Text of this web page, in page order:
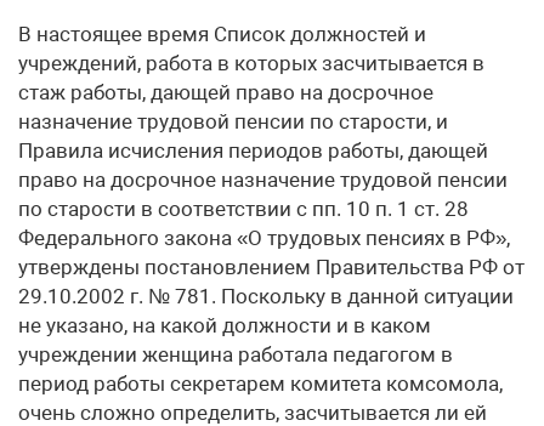
В настоящее время Список должностей и
учреждений, работа в которых засчитывается в
стаж работы, дающей право на досрочное
назначение трудовой пенсии по старости, и
Правила исчисления периодов работы, дающей
право на досрочное назначение трудовой пенсии
по старости в соответствии с пп. 10 п. 1 ст. 28
Федерального закона «О трудовых пенсиях в РФ»,
утверждены постановлением Правительства РФ от
29.10.2002 г. № 781. Поскольку в данной ситуации
не указано, на какой должности и в каком
учреждении женщина работала педагогом в
период работы секретарем комитета комсомола,
очень сложно определить, засчитывается ли ей